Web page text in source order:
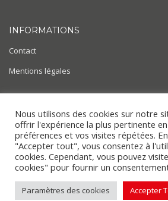
INFORMATIONS
Contact
Mentions légales
AIDE & ACTUALITÉS
BLOG
Copyright © 2022. SnapMotion
Nous utilisons des cookies sur notre
offrir l'expérience la plus pertinente
préférences et vos visites répétées.
"Accepter tout", vous consentez à
cookies. Cependant, vous pouvez
cookies" pour fournir un
Paramètres des cookies Accepter